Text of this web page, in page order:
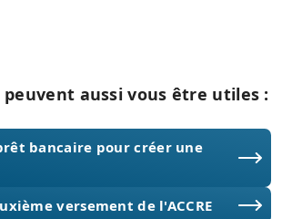
peuvent aussi vous être utiles :
bancaire pour créer une
versement de l'ACCRE